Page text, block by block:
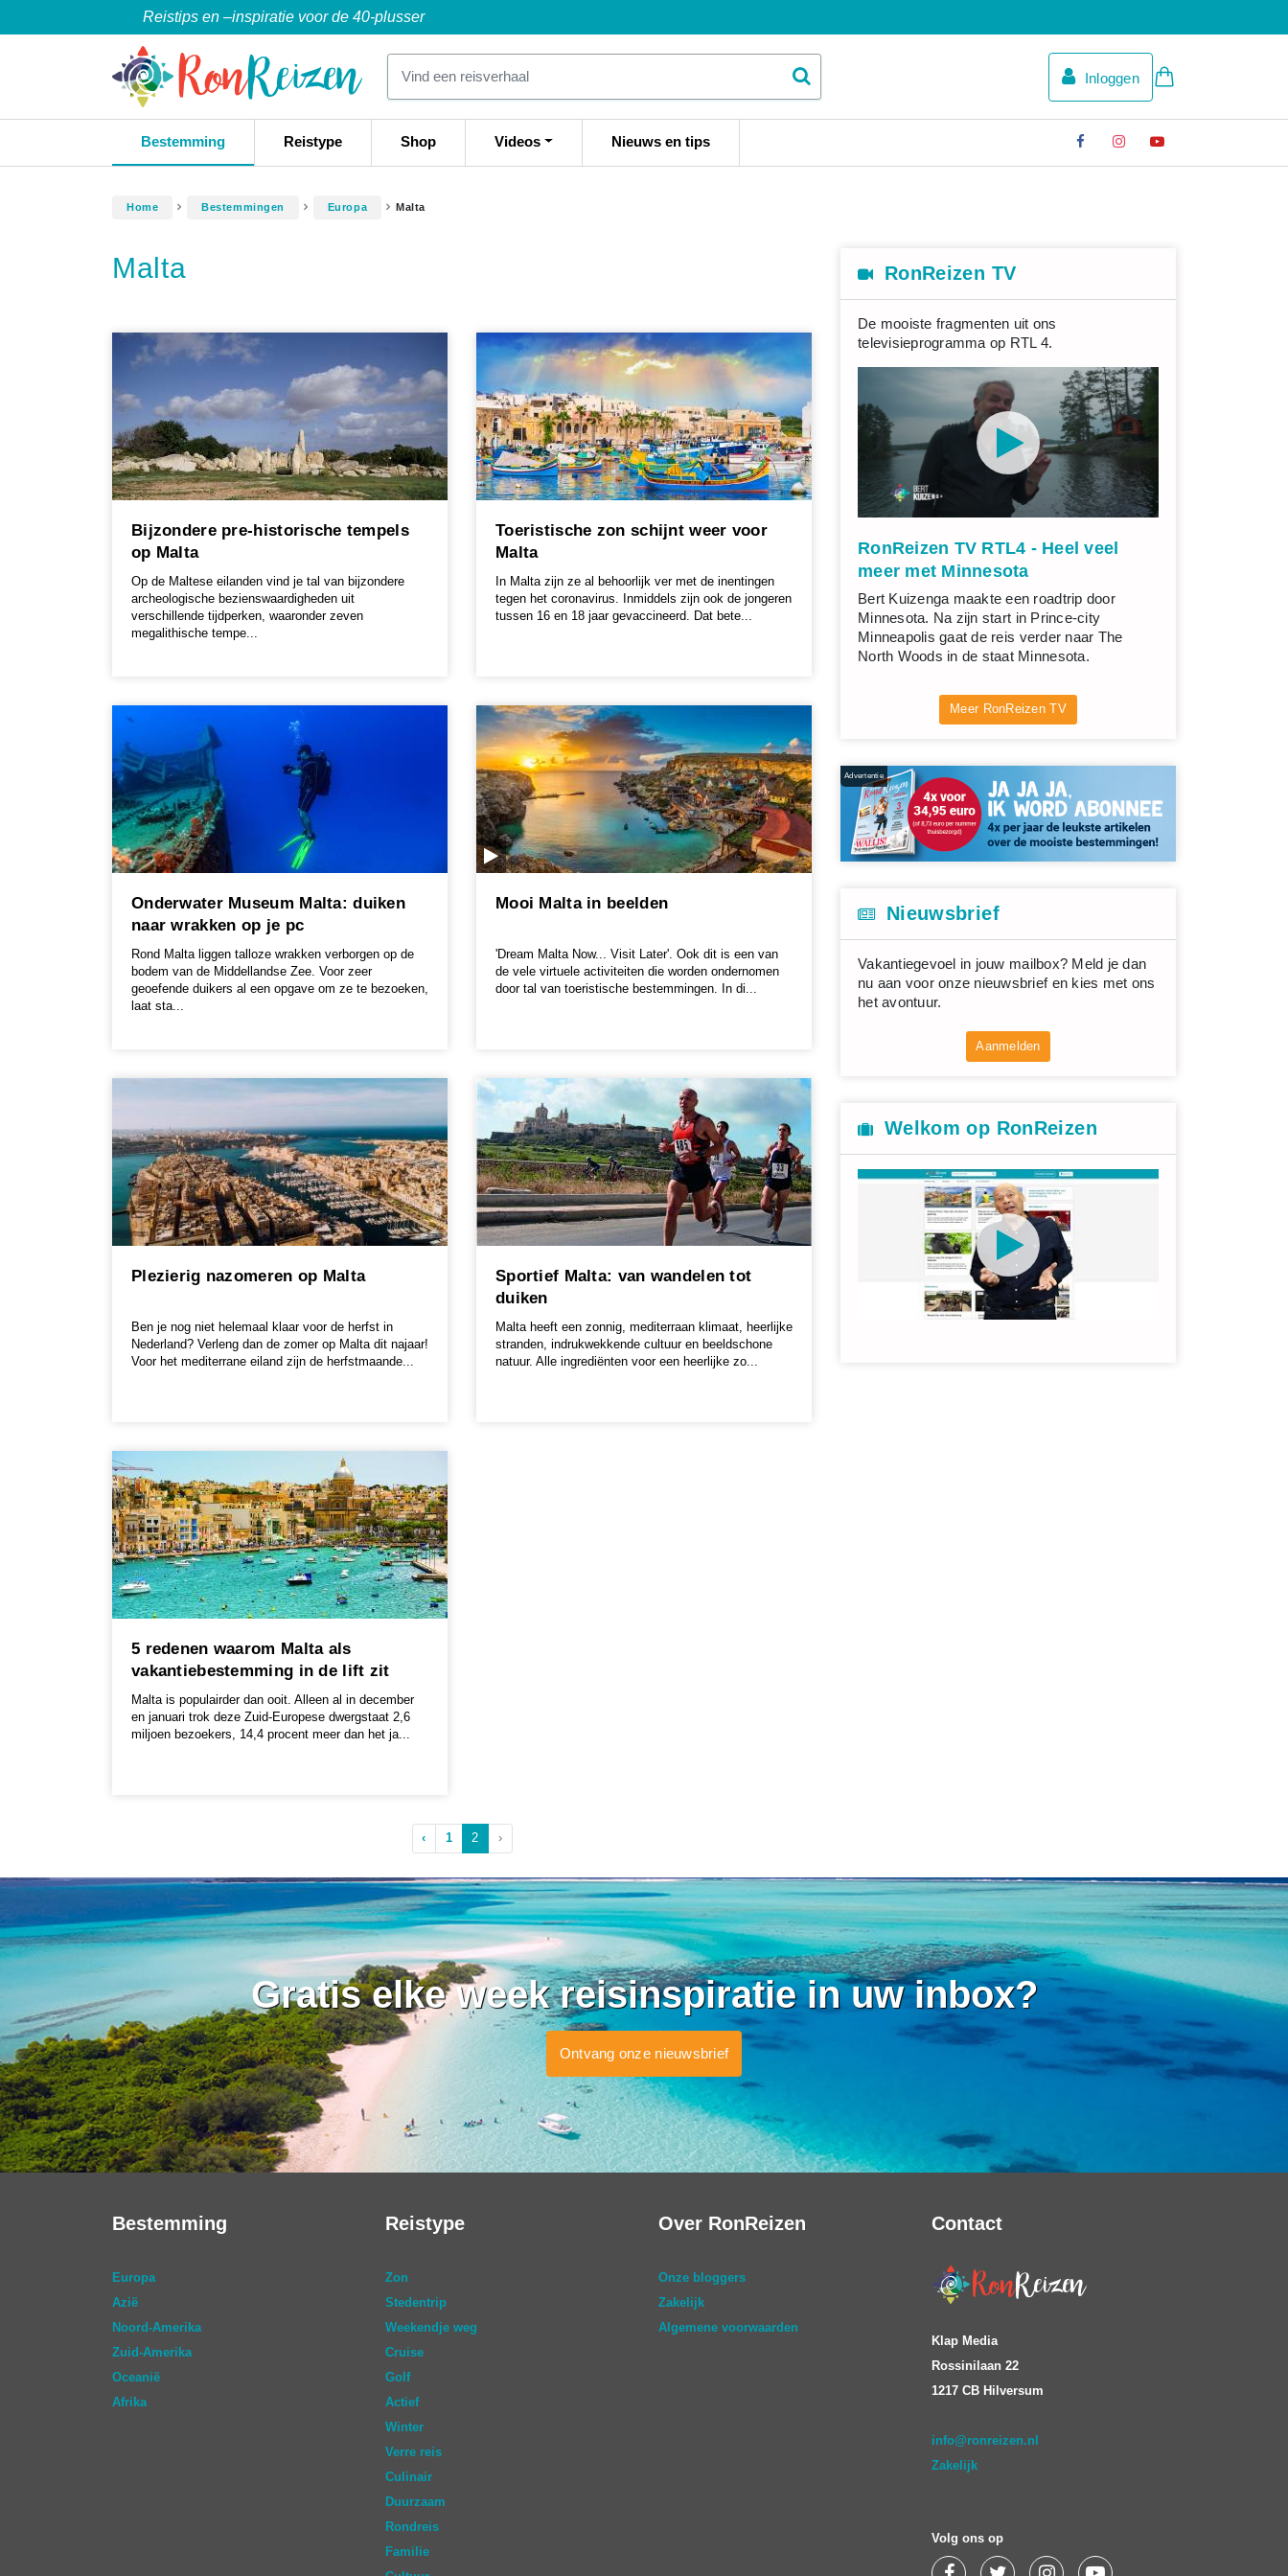
Reistips en –inspiratie voor de 40-plusser
Inloggen
Bestemming Reistype Shop Videos Nieuws en tips
Home Bestemmingen Europa Malta
Malta
Bijzondere pre-historische tempels
op Malta
Op de Maltese eilanden vind je tal van bijzondere
archeologische bezienswaardigheden uit
verschillende tijdperken, waaronder zeven
megalithische tempe...
Toeristische zon schijnt weer voor
Malta
In Malta zijn ze al behoorlijk ver met de inentingen
tegen het coronavirus. Inmiddels zijn ook de jongeren
tussen 16 en 18 jaar gevaccineerd. Dat bete...
Onderwater Museum Malta: duiken
naar wrakken op je pc
Rond Malta liggen talloze wrakken verborgen op de
bodem van de Middellandse Zee. Voor zeer
geoefende duikers al een opgave om ze te bezoeken,
laat sta...
Mooi Malta in beelden
'Dream Malta Now... Visit Later'. Ook dit is een van
de vele virtuele activiteiten die worden ondernomen
door tal van toeristische bestemmingen. In di...
Plezierig nazomeren op Malta
Ben je nog niet helemaal klaar voor de herfst in
Nederland? Verleng dan de zomer op Malta dit najaar!
Voor het mediterrane eiland zijn de herfstmaande...
Sportief Malta: van wandelen tot
duiken
Malta heeft een zonnig, mediterraan klimaat, heerlijke
stranden, indrukwekkende cultuur en beeldschone
natuur. Alle ingrediënten voor een heerlijke zo...
5 redenen waarom Malta als
vakantiebestemming in de lift zit
Malta is populairder dan ooit. Alleen al in december
en januari trok deze Zuid-Europese dwergstaat 2,6
miljoen bezoekers, 14,4 procent meer dan het ja...
‹ 1 2 ›
RonReizen TV
De mooiste fragmenten uit ons
televisieprogramma op RTL 4.
RonReizen TV RTL4 - Heel veel
meer met Minnesota
Bert Kuizenga maakte een roadtrip door
Minnesota. Na zijn start in Prince-city
Minneapolis gaat de reis verder naar The
North Woods in de staat Minnesota.
Meer RonReizen TV
Advertentie
Nieuwsbrief
Vakantiegevoel in jouw mailbox? Meld je dan
nu aan voor onze nieuwsbrief en kies met ons
het avontuur.
Aanmelden
Welkom op RonReizen
Gratis elke week reisinspiratie in uw inbox?
Ontvang onze nieuwsbrief
Bestemming
Europa
Azië
Noord-Amerika
Zuid-Amerika
Oceanië
Afrika
Reistype
Zon
Stedentrip
Weekendje weg
Cruise
Golf
Actief
Winter
Verre reis
Culinair
Duurzaam
Rondreis
Familie
Over RonReizen
Onze bloggers
Zakelijk
Algemene voorwaarden
Contact
Klap Media
Rossinilaan 22
1217 CB Hilversum
info@ronreizen.nl
Zakelijk
Volg ons op